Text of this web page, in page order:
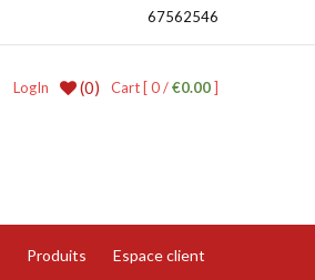
67562546
Cart [ 0 /€0.00]
(0)
LogIn
Produits Espace client